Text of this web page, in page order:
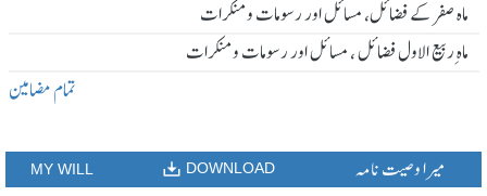
ماہ صفر کے فضائل، مسائل اور رسومات و منکرات
ماہ ِربیع الاول فضائل ، مسائل اور رسومات و منکرات
تمام مضامین
MY WILL DOWNLOAD میرا وصیت نامہ